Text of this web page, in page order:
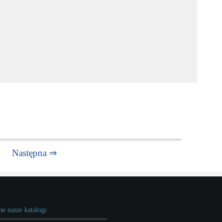
Następna ⇒
nasze katalogi